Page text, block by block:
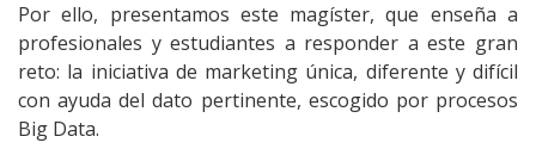
Por ello, presentamos este magíster, que enseña a
profesionales y estudiantes a responder a este gran
reto: la iniciativa de marketing única, diferente y difícil
con ayuda del dato pertinente, escogido por procesos
Big Data.